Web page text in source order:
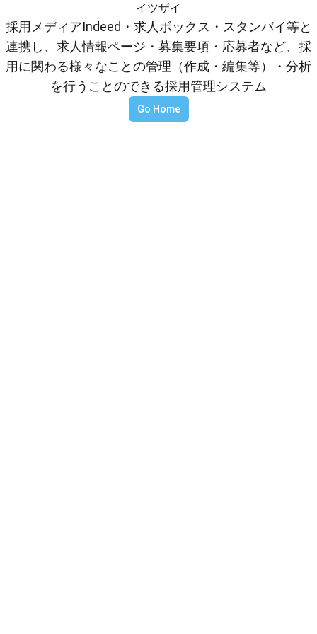
イツザイ
採用メディアIndeed・求人ボックス・スタンバイ等と
連携し、求人情報ページ・募集要項・応募者など、採
用に関わる様々なことの管理（作成・編集等）・分析
を行うことのできる採用管理システム
Go Home